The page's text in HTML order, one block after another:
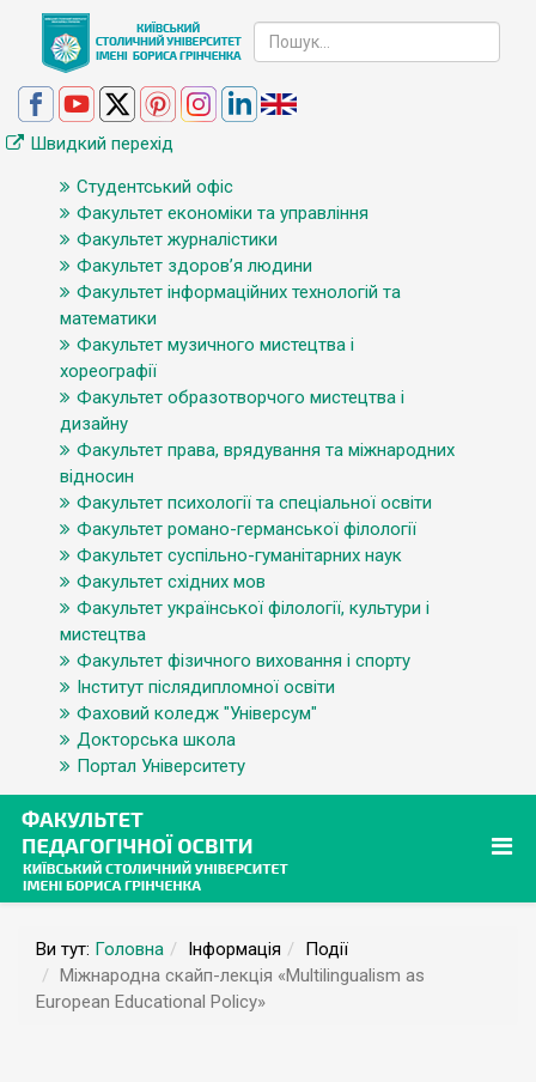
Швидкий перехід
Студентський офіс
Факультет економіки та управління
Факультет журналістики
Факультет здоров’я людини
Факультет інформаційних технологій та
математики
Факультет музичного мистецтва і
хореографії
Факультет образотворчого мистецтва і
дизайну
Факультет права, врядування та міжнародних
відносин
Факультет психології та спеціальної освіти
Факультет романо-германської філології
Факультет суспільно-гуманітарних наук
Факультет східних мов
Факультет української філології, культури і
мистецтва
Факультет фізичного виховання і спорту
Інститут післядипломної освіти
Фаховий коледж "Універсум"
Докторська школа
Портал Університету
Ви тут: Головна Інформація
Події
Міжнародна скайп-лекція «Multilingualism as
European Educational Policy»